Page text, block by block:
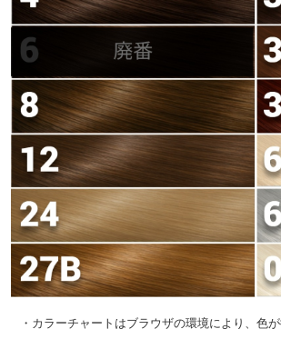
・カラーチャートはブラウザの環境により、色